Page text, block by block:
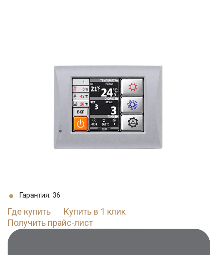
Гарантия: 36
Где купить
Купить в 1 клик
Получить прайс-лист